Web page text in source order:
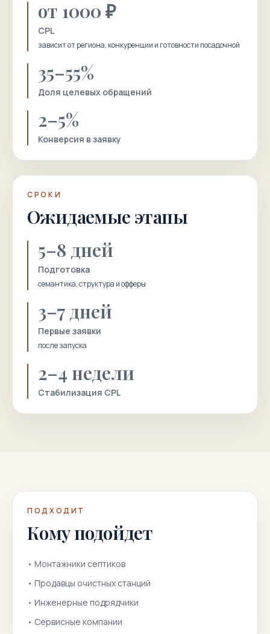
от 1000 ₽
CPL
зависит от региона, конкуренции и готовности посадочной
35–55%
Доля целевых обращений
2–5%
Конверсия в заявку
СРОКИ
Ожидаемые этапы
5–8 дней
Подготовка
семантика, структура и офферы
3–7 дней
Первые заявки
после запуска
2–4 недели
Стабилизация CPL
ПОДХОДИТ
Кому подойдет
• Монтажники септиков
• Продавцы очистных станций
• Инженерные подрядчики
• Сервисные компании